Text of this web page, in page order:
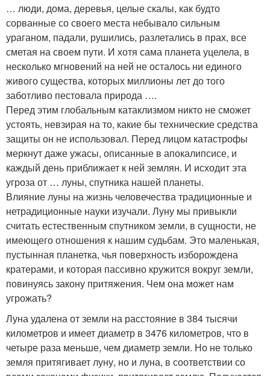
… люди, дома, деревья, целые скалы, как будто
сорванные со своего места небывало сильным
ураганом, падали, рушились, разлетались в прах, все
сметая на своем пути. И хотя сама планета уцелела, в
несколько мгновений на ней не осталось ни единого
живого существа, которых миллионы лет до того
заботливо пестовала природа ….
Перед этим глобальным катаклизмом никто не сможет
устоять, невзирая на то, какие бы технические средства
защиты он не использовал. Перед лицом катастрофы
меркнут даже ужасы, описанные в апокалипсисе, и
каждый день приближает к ней землян. И исходит эта
угроза от … луны, спутника нашей планеты.
Влияние луны на жизнь человечества традиционные и
нетрадиционные науки изучали. Луну мы привыкли
считать естественным спутником земли, в сущности, не
имеющего отношения к нашим судьбам. Это маленькая,
пустынная планетка, чья поверхность изборождена
кратерами, и которая пассивно кружится вокруг земли,
повинуясь закону притяжения. Чем она может нам
угрожать?
Луна удалена от земли на расстояние в 384 тысячи
километров и имеет диаметр в 3476 километров, что в
четыре раза меньше, чем диаметр земли. Но не только
земля притягивает луну, но и луна, в соответствии со